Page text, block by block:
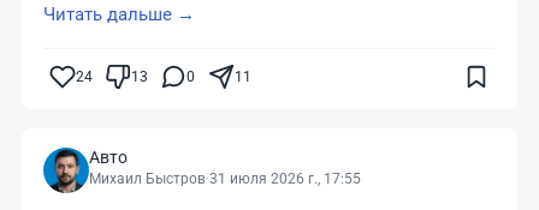
Читать дальше →
24 13 0 11
Авто
Михаил Быстров·31 июля 2026 г., 17:55